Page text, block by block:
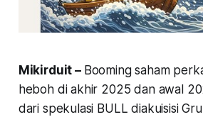
Mikirduit – Booming saham
heboh di akhir 2025 dan awal
dari spekulasi BULL diakuisisi